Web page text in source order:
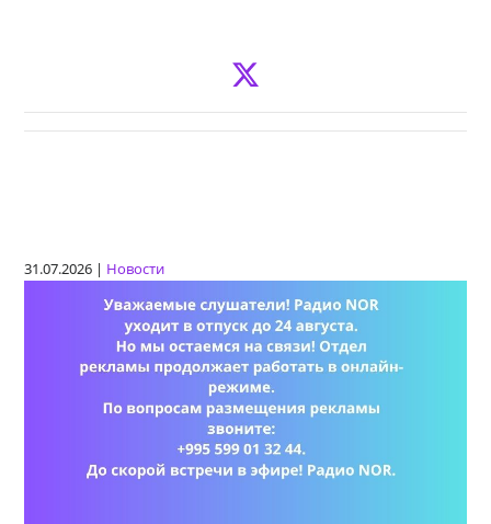
31.07.2026 | Новости